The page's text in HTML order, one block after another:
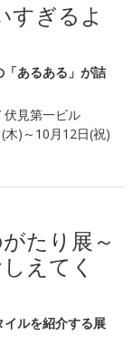
すぎるよ
あるある」が詰
見第一ビル
木)～10月12日(祝)
たり展～
えてく
ルを紹介する展